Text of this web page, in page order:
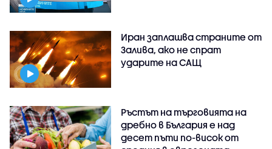
Иран заплашва страните от
Залива, ако не спрат
ударите на САЩ
Ръстът на търговията на
дребно в България е над
десет пъти по-висок от